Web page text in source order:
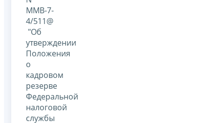
ММВ-7-
4/511@
"Об
утверждении
Положения
о
кадровом
резерве
Федеральной
налоговой
службы